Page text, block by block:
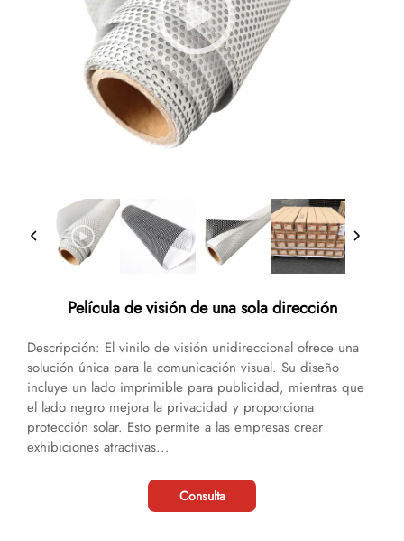
Película de visión de una sola dirección
Descripción: El vinilo de visión unidireccional ofrece una
solución única para la comunicación visual. Su diseño
incluye un lado imprimible para publicidad, mientras que
el lado negro mejora la privacidad y proporciona
protección solar. Esto permite a las empresas crear
exhibiciones atractivas...
Consulta